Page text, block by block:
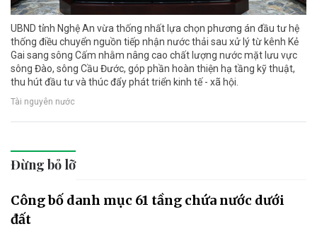
UBND tỉnh Nghệ An vừa thống nhất lựa chọn phương án đầu tư hệ
thống điều chuyển nguồn tiếp nhận nước thải sau xử lý từ kênh Kẻ
Gai sang sông Cấm nhằm nâng cao chất lượng nước mặt lưu vực
sông Đào, sông Cầu Đước, góp phần hoàn thiện hạ tầng kỹ thuật,
thu hút đầu tư và thúc đẩy phát triển kinh tế - xã hội.
Tài nguyên nước
Đừng bỏ lỡ
Công bố danh mục 61 tầng chứa nước dưới
đất